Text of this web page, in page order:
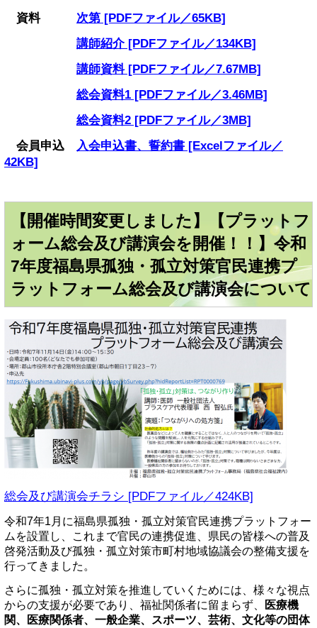
資料 次第 [PDFファイル／65KB]
講師紹介 [PDFファイル／134KB]
講師資料 [PDFファイル／7.67MB]
総会資料1 [PDFファイル／3.46MB]
総会資料2 [PDFファイル／3MB]
会員申込
入会申込書、誓約書 [Excelファイル／
42KB]
【開催時間変更しました】
【プラットフ
ォーム総会及び講演会を開催！！】令和
7年度福島県孤独・孤立対策官民連携プ
ラットフォーム総会及び講演会について
総会及び講演会チラシ [PDFファイル／424KB]
令和7年1月に福島県孤独・孤立対策官民連携プラットフォー
ムを設置し、これまで官民の連携促進、県民の皆様への普及
啓発活動及び孤独・孤立対策市町村地域協議会の整備支援を
行ってきました。
さらに孤独・孤立対策を推進していくためには、様々な視点
からの支援が必要であり、福祉関係者に留まらず、
医療機
関、医療関係者、一般企業、スポーツ、芸術、文化等の団体